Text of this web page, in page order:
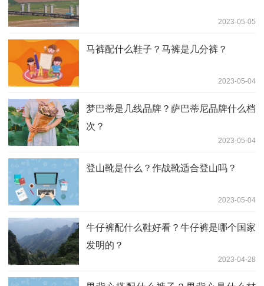
2023-05-05
马裤配什么鞋子？马裤是几分裤？
2023-05-04
梦巴蒂是几线品牌？萨巴蒂尼品牌什么档
次？
2023-05-04
登山靴是什么？作战靴适合登山吗？
2023-05-04
牛仔裤配什么鞋好看？牛仔裤是哪个国家
发明的？
2023-04-28